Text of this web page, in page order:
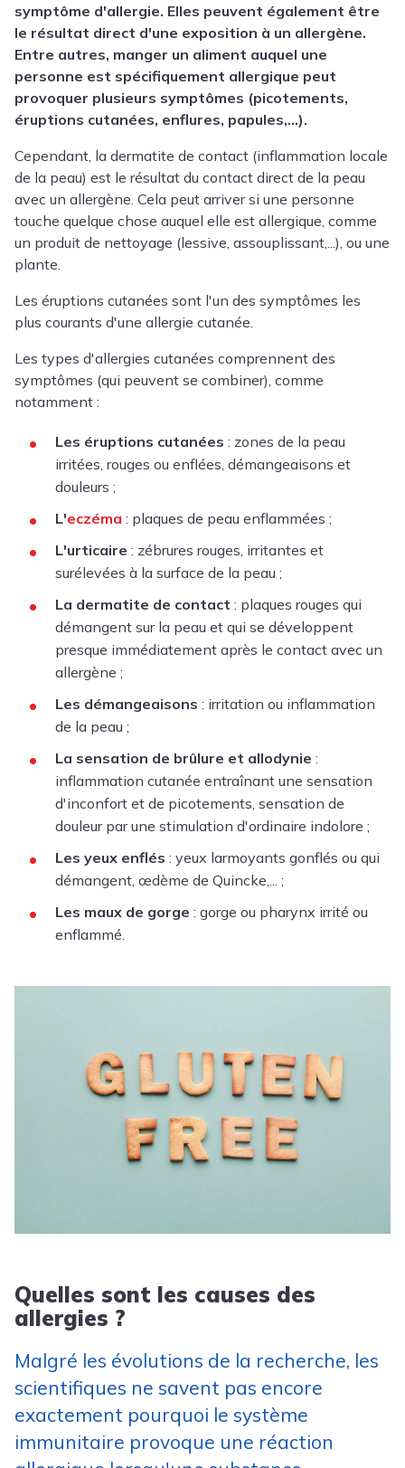
symptôme d'allergie. Elles peuvent également être
le résultat direct d'une exposition à un allergène.
Entre autres, manger un aliment auquel une
personne est spécifiquement allergique peut
provoquer plusieurs symptômes (picotements,
éruptions cutanées, enflures, papules,...).
Cependant, la dermatite de contact (inflammation locale
de la peau) est le résultat du contact direct de la peau
avec un allergène. Cela peut arriver si une personne
touche quelque chose auquel elle est allergique, comme
un produit de nettoyage (lessive, assouplissant,...), ou une
plante.
Les éruptions cutanées sont l'un des symptômes les
plus courants d'une allergie cutanée.
Les types d'allergies cutanées comprennent des
symptômes (qui peuvent se combiner), comme
notamment :
Les éruptions cutanées : zones de la peau
irritées, rouges ou enflées, démangeaisons et
douleurs ;
L'eczéma : plaques de peau enflammées ;
L'urticaire : zébrures rouges, irritantes et
surélevées à la surface de la peau ;
La dermatite de contact : plaques rouges qui
démangent sur la peau et qui se développent
presque immédiatement après le contact avec un
allergène ;
Les démangeaisons : irritation ou inflammation
de la peau ;
La sensation de brûlure et allodynie :
inflammation cutanée entraînant une sensation
d'inconfort et de picotements, sensation de
douleur par une stimulation d'ordinaire indolore ;
Les yeux enflés : yeux larmoyants gonflés ou qui
démangent, œdème de Quincke,... ;
Les maux de gorge : gorge ou pharynx irrité ou
enflammé.
Quelles sont les causes des
allergies ?
Malgré les évolutions de la recherche, les
scientifiques ne savent pas encore
exactement pourquoi le système
immunitaire provoque une réaction